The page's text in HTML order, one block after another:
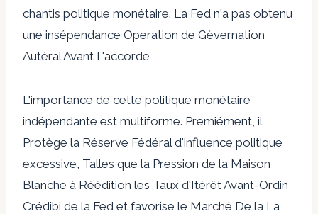
chantis politique monétaire. La Fed n'a pas obtenu
une insépendance Operation de Gèvernation
Autéral Avant L'accorde
L'importance de cette politique monétaire
indépendante est multiforme. Premiément, il
Protège la Réserve Fédéral d'influence politique
excessive, Talles que la Pression de la Maison
Blanche à Réédition les Taux d'Itérêt Avant-Ordin
Crédibi de la Fed et favorise le Marché De la La